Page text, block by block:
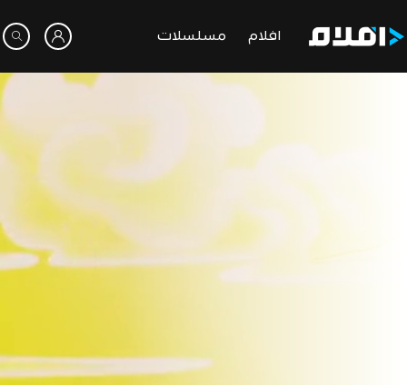
افلام مسلسلات